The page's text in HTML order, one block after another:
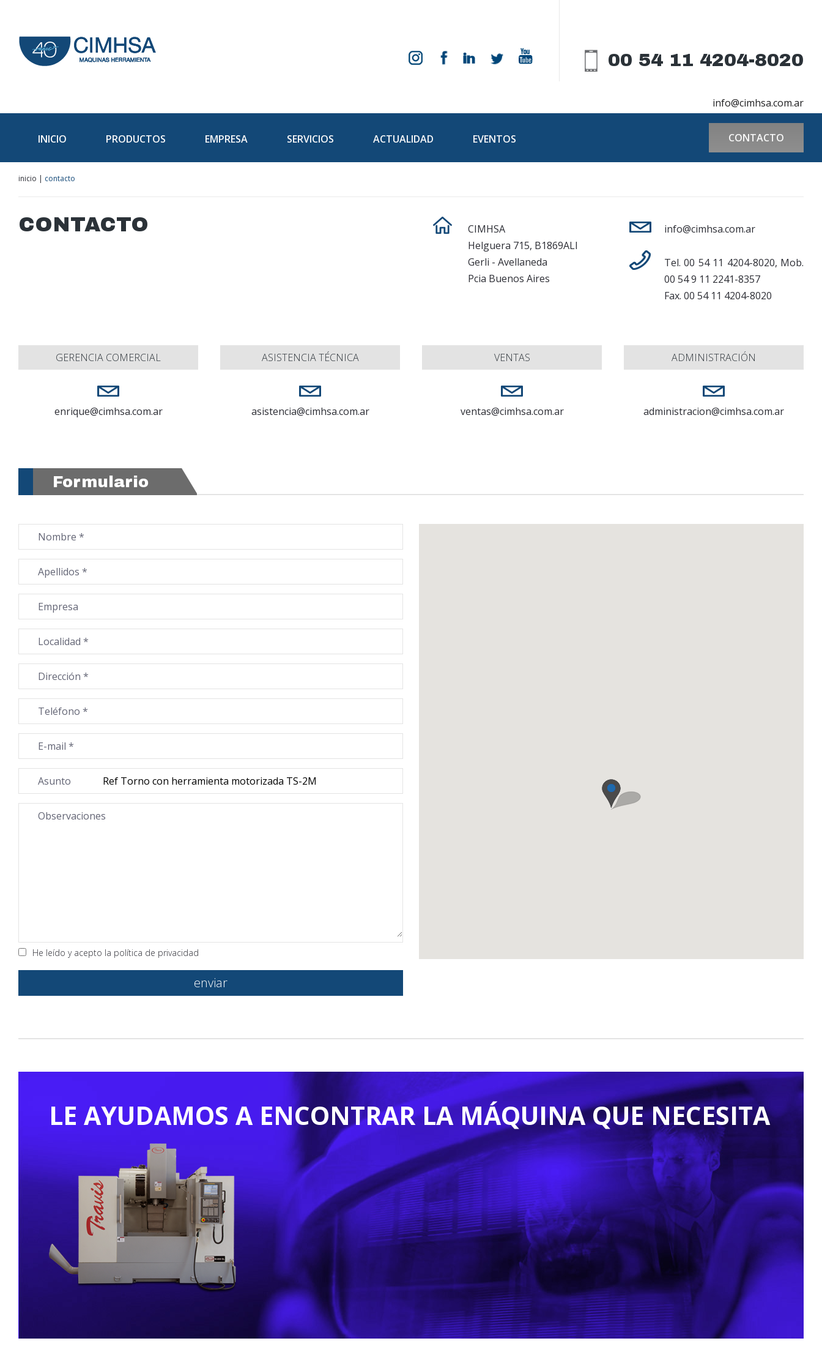
00 54 11 4204-8020
info@cimhsa.com.ar
INICIO PRODUCTOS EMPRESA SERVICIOS ACTUALIDAD CONTACTO
EVENTOS
inicio | contacto
CONTACTO
CIMHSA
Helguera 715, B1869ALI
Gerli - Avellaneda
Pcia Buenos Aires
info@cimhsa.com.ar
Tel.00 54 11 4204-8020, Mob.
00 54 9 11 2241-8357
Fax. 00 54 11 4204-8020
GERENCIA COMERCIAL
enrique@cimhsa.com.ar
ASISTENCIA TÉCNICA
asistencia@cimhsa.com.ar
VENTAS
ventas@cimhsa.com.ar
ADMINISTRACIÓN
administracion@cimhsa.com.ar
Formulario
Nombre *
Apellidos *
Empresa
Localidad *
Dirección *
Teléfono *
E-mail *
Asunto
Observaciones
He leído y acepto la política de privacidad
LE AYUDAMOS A ENCONTRAR LA MÁQUINA QUE NECESITA